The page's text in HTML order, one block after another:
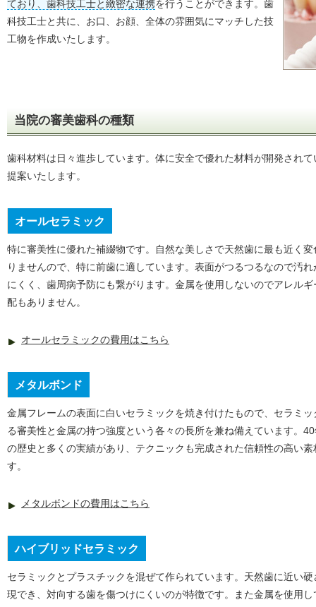
ており、歯科技工士と緻密な連携を行うことができます。歯
科技工士と共に、お口、お顔、全体の雰囲気にマッチした技
工物を作成いたします。
当院の審美歯科の種類
歯科材料は日々進歩しています。体に安全で優れた材料が開発され
提案いたします。
オールセラミック
特に審美性に優れた補綴物です。自然な美しさで天然歯に最も近く変
りませんので、特に前歯に適しています。表面がつるつるなので汚れ
にくく、歯周病予防にも繋がります。金属を使用しないのでアレルギ
配もありません。
オールセラミックの費用はこちら
メタルボンド
金属フレームの表面に白いセラミックを焼き付けたもので、セラミッ
る審美性と金属の持つ強度という各々の長所を兼ね備えています。
の歴史と多くの実績があり、テクニックも完成された信頼性の高い素
す。
メタルボンドの費用はこちら
ハイブリッドセラミック
セラミックとプラスチックを混ぜて作られています。天然歯に近い硬
現でき、対向する歯を傷つけにくいのが特徴です。また金属を使用し